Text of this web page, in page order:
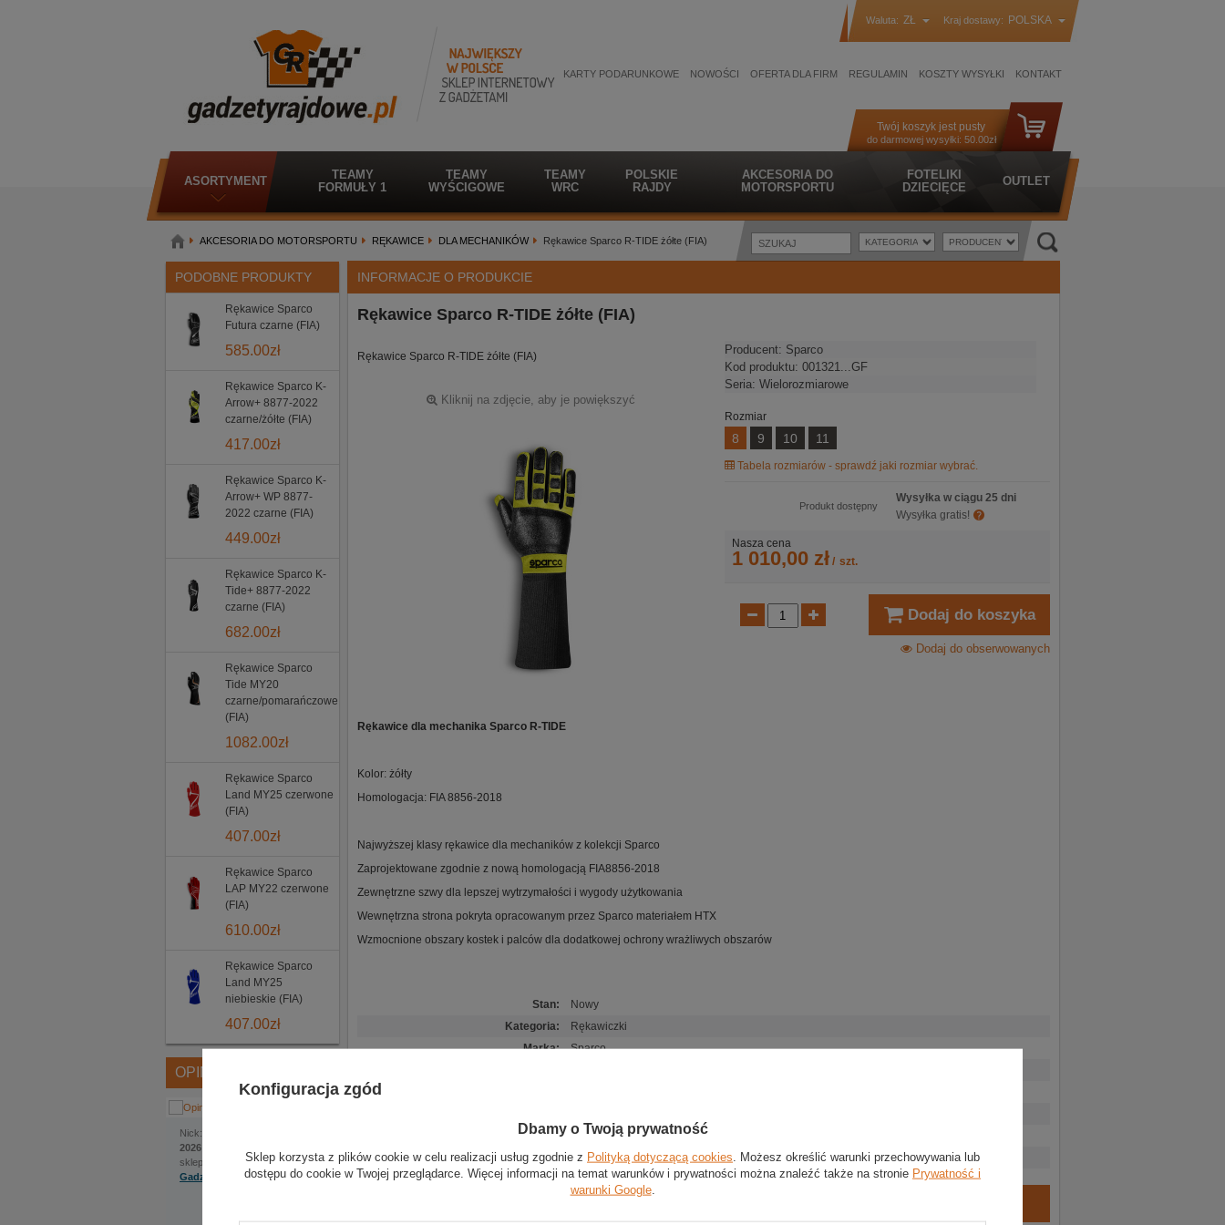
Waluta: ZŁ Kraj dostawy: POLSKA
KARTY PODARUNKOWE NOWOŚCI OFERTA DLA FIRM REGULAMIN KOSZTY WYSYŁKI KONTAKT
Twój koszyk jest pusty
do darmowej wysyłki: 50.00zł
ASORTYMENT
TEAMY
FORMUŁY 1
TEAMY
WYŚCIGOWE
TEAMY
WRC
POLSKIE
RAJDY
AKCESORIA DO
MOTORSPORTU
FOTELIKI
DZIECIĘCE
OUTLET
AKCESORIA DO MOTORSPORTU RĘKAWICE DLA MECHANIKÓW Rękawice Sparco R-TIDE żółte (FIA)
PODOBNE PRODUKTY
Rękawice Sparco
Futura czarne (FIA)
585.00zł
Rękawice Sparco K-
Arrow+ 8877-2022
czarne/żółte (FIA)
417.00zł
Rękawice Sparco K-
Arrow+ WP 8877-
2022 czarne (FIA)
449.00zł
Rękawice Sparco K-
Tide+ 8877-2022
czarne (FIA)
682.00zł
Rękawice Sparco
Tide MY20
czarne/pomarańczowe
(FIA)
1082.00zł
Rękawice Sparco
Land MY25 czerwone
(FIA)
407.00zł
Rękawice Sparco
LAP MY22 czerwone
(FIA)
610.00zł
Rękawice Sparco
Land MY25
niebieskie (FIA)
407.00zł
OPINIE
Nick:
2026 | 22:22
sklep internetowy:
Gadzetyrajdowe.pl
INFORMACJE O PRODUKCIE
Rękawice Sparco R-TIDE żółte (FIA)
Rękawice Sparco R-TIDE żółte (FIA)
Kliknij na zdjęcie, aby je powiększyć
Producent: Sparco
Kod produktu: 001321...GF
Seria: Wielorozmiarowe
Rozmiar
8 9 10 11
Tabela rozmiarów - sprawdź jaki rozmiar wybrać.
Produkt dostępny
Wysyłka w ciągu 25 dni
Wysyłka gratis!
Nasza cena
1 010,00 zł/ szt.
Dodaj do koszyka
Dodaj do obserwowanych
Rękawice dla mechanika Sparco R-TIDE
Kolor: żółty
Homologacja: FIA 8856-2018
Najwyższej klasy rękawice dla mechaników z kolekcji Sparco
Zaprojektowane zgodnie z nową homologacją FIA8856-2018
Zewnętrzne szwy dla lepszej wytrzymałości i wygody użytkowania
Wewnętrzna strona pokryta opracowanym przez Sparco materiałem HTX
Wzmocnione obszary kostek i palców dla dodatkowej ochrony wrażliwych obszarów
Stan:
Nowy
Kategoria:
Rękawiczki
Marka:
Sparco
Grupa wiekowa:
Dorośli
Materiał: Aramid (Kevlar),Silikon
Konfiguracja zgód
Dbamy o Twoją prywatność
Sklep korzysta z plików cookie w celu realizacji usług zgodnie z Polityką dotyczącą cookies . Możesz określić warunki przechowywania lub
dostępu do cookie w Twojej przeglądarce. Więcej informacji na temat warunków i prywatności można znaleźć także na stronie Prywatność i
warunki Google.